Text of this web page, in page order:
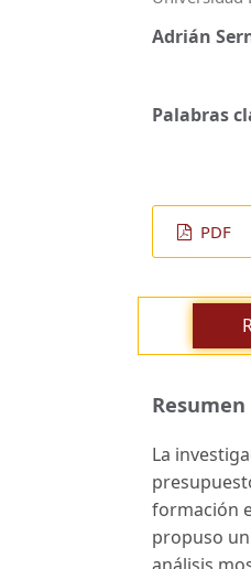
Adrián
Palabras
PDF
Resumen
La
formación
propuso